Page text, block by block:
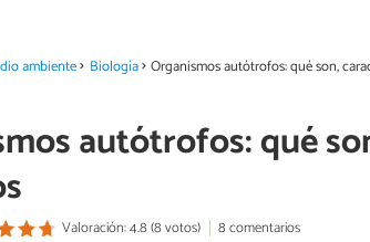
ambiente Biología Organismos autótrofos: qué son,
autótrofos: qué
Valoración: 4.8 (8 votos)
8 comentarios